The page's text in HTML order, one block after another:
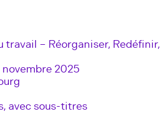
travail – Réorganiser, Redéfinir,
2025
avec sous-titres